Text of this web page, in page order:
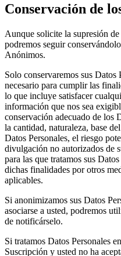
Conservación de
Aunque solicite la supresión
podremos seguir
Anónimos.
Solo conservaremos sus Datos
necesario para cumplir las
lo que incluye satisfacer
información que nos sea
conservación adecuado de los
la cantidad, naturaleza, base
Datos Personales, el riesgo
divulgación no autorizados de
para las que tratamos sus
dichas finalidades por otros
aplicables.
Si anonimizamos sus Datos
asociarse a usted, podremos
de notificárselo.
Si tratamos Datos Personales
Suscripción y usted no ha